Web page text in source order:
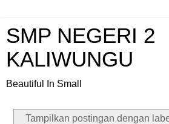
SMP NEGERI 2
KALIWUNGU
Beautiful In Small
Tampilkan postingan dengan